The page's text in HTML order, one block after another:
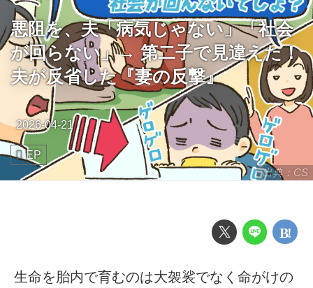
出典：CS
悪阻を、夫「病気じゃない」「社会
が回らない」→ 第二子で見違えた！
夫が反省した『妻の反撃』
2026-04-21
EP
生命を胎内で育むのは大袈裟でなく命がけの